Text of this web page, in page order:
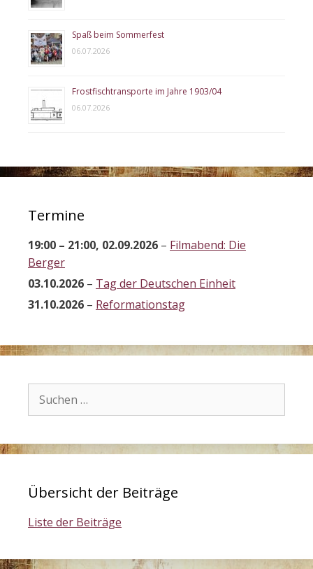
Spaß beim Sommerfest
06.07.2026
Frostfischtransporte im Jahre 1903/04
06.07.2026
Termine
19:00 – 21:00, 02.09.2026 – Filmabend: Die
Berger
03.10.2026 – Tag der Deutschen Einheit
31.10.2026 – Reformationstag
nach:
Übersicht der Beiträge
Liste der Beiträge